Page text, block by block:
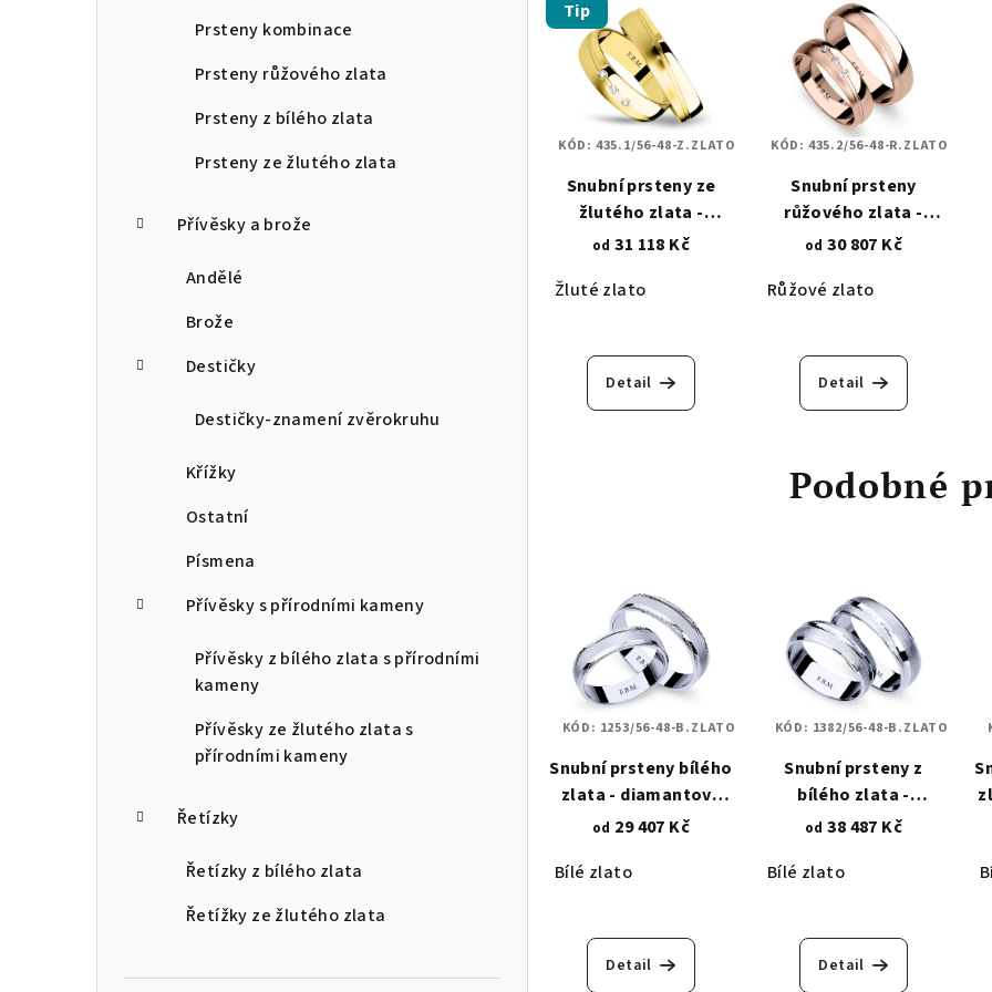
Prsteny kombinace
Prsteny růžového zlata
Prsteny z bílého zlata
Prsteny ze žlutého zlata
Přívěsky a brože
Andělé
Brože
Destičky
Destičky-znamení zvěrokruhu
Křížky
Ostatní
Písmena
Přívěsky s přírodními kameny
Přívěsky z bílého zlata s přírodními
kameny
Přívěsky ze žlutého zlata s
přírodními kameny
Řetízky
Řetízky z bílého zlata
Řetížky ze žlutého zlata
Tip
Snubní prsteny ze
žlutého zlata -
kombinace lesku a
435.1
od 31 118 Kč
Žluté zlato
Detail
KÓD: 435.1/56-48-Z.ZLATO
Snubní prsteny
růžového zlata -
kombinace lesku a
435.2
od 30 807 Kč
Růžové zlato
Detail
KÓD: 435.2/56-48-R.ZLATO
Podobné
Snubní prsteny bílého
zlata - diamantový
brus 1253
od 29 407 Kč
Bílé zlato
Detail
KÓD: 1253/56-48-B.ZLATO
Snubní prsteny z
bílého zlata -
drátkovaný mat -
od 38 487 Kč
Bílé zlato
Detail
KÓD: 1382/56-48-B.ZLATO